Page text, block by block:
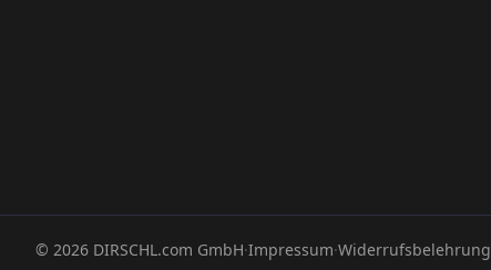
© 2026 DIRSCHL.com GmbH·Impressum·Widerrufsbelehrung